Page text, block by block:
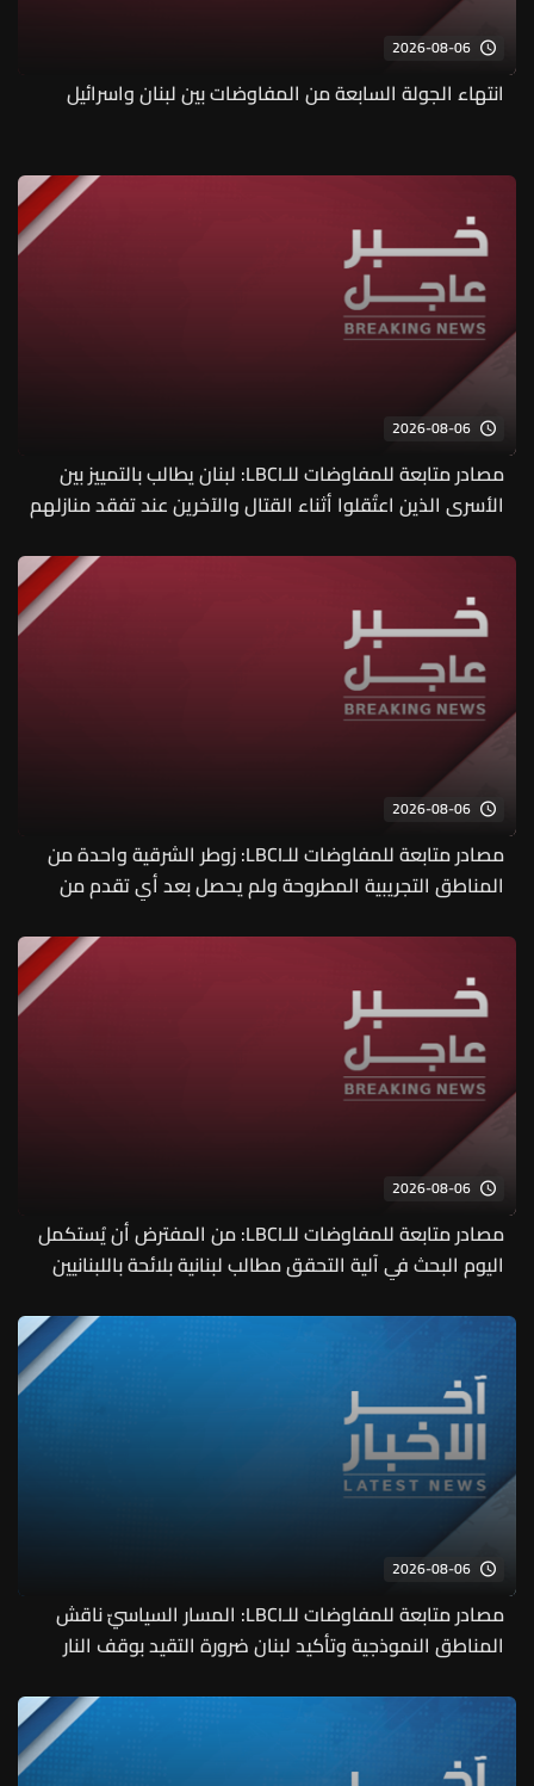
2026-08-06
انتهاء الجولة السابعة من المفاوضات بين لبنان واسرائيل
2026-08-06
مصادر متابعة للمفاوضات للـLBCI: لبنان يطالب بالتمييز بين
الأسرى الذين اعتُقلوا أثناء القتال والآخرين عند تفقد منازلهم
2026-08-06
مصادر متابعة للمفاوضات للـLBCI: زوطر الشرقية واحدة من
المناطق التجريبية المطروحة ولم يحصل بعد أي تقدم من
الذين فقدوا في لبنان
2026-08-06
مصادر متابعة للمفاوضات للـLBCI: من المفترض أن يُستكمل
اليوم البحث في آلية التحقق مطالب لبنانية بلائحة باللبنانيين
الدوليّ أن يتحرك
2026-08-06
مصادر متابعة للمفاوضات للـLBCI: المسار السياسيّ ناقش
المناطق النموذجية وتأكيد لبنان ضرورة التقيد بوقف النار
هناك من نتيجة نهائية